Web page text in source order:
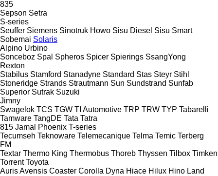
835
Sepson Setra
S-series
Seuffer Siemens Sinotruk Howo Sisu Diesel Sisu Smart
Sobemai Solaris
Alpino Urbino
Sonceboz Spal Spheros Spicer Spierings SsangYong
Rexton
Stabilus Stamford Stanadyne Standard Stas Steyr Stihl
Stoneridge Strands Strautmann Sun Sundstrand Sunfab
Superior Sutrak Suzuki
Jimny
Swagelok TCS TGW TI Automotive TRP TRW TYP Tabarelli
Tamware TangDE Tata Tatra
815 Jamal Phoenix T-series
Tecumseh Teknoware Telemecanique Telma Temic Terberg
FM
Textar Thermo King Thermobus Thoreb Thyssen Tilbox Timken
Torrent Toyota
AurisAvensis Coaster Corolla Dyna Hiace Hilux Hino Land